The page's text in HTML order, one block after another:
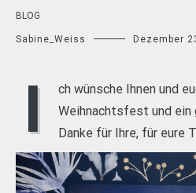
BLOG
Sabine_Weiss Dezember
I
ch wünsche Ihnen und
Weihnachtsfest und ein
Danke für Ihre, für eure